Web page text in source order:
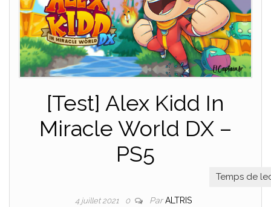
[Test] Alex Kidd In
Miracle World DX –
PS5
4 juillet 2021 0 ParALTRIS